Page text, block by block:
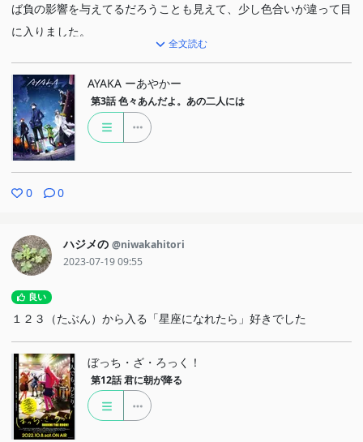
ば負の影響を与えてるだろうことも見えて、少し色合いが違って目
に入りました。
れの向き合い方が見えてきて、まずは一つ「ふむ」と思った回でし
た（人間いつ死ぬかわからないから（今食べたい）とこぼしていた
尽義の言葉も後からこの文脈も含まれるかと思いだされました）。
鞍馬と伊吹だけでなく、尽義と伊吹でも対照的だった気がします。
間でも、その1点には一分あるかもしれません。伊吹はきっと（3
と思います。だから今度は置いていかれないように竜に勝てるほど
の強さを求めているのでしょう。鞍馬は師匠の脈継ぎの教えを最も
を取りこぼしていそうです。
それにしても海列車、保守管理すごく大変そう……とか、そもそ
しそうで乗ると考えたら怖い……など見るたびにおののいて不思議
な気持ちになります。
エンディングの建物空間を泳ぐ魚たちに霊脈の視点でみると陸じ
全文読む
AYAKA ーあやかー
第3話 色々あんだよ。あの二人には
0 0
ハジメの @niwakahitori
2023-07-19 09:55
良い
１２３（たぶん）から入る「星座になれたら」好きでした
ぼっち・ざ・ろっく！
第12話 君に朝が降る